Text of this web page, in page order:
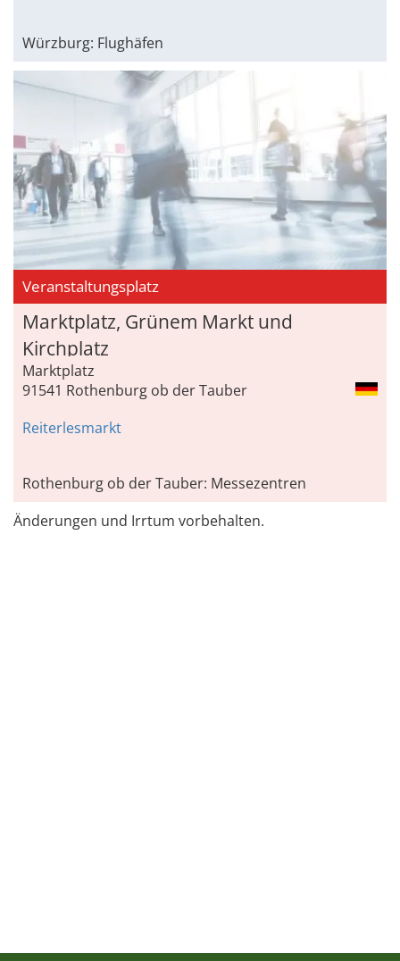
Würzburg: Flughäfen
Veranstaltungsplatz
Marktplatz, Grünem Markt und
Kirchplatz
Marktplatz
91541 Rothenburg ob der Tauber
Reiterlesmarkt
Rothenburg ob der Tauber: Messezentren
Änderungen und Irrtum vorbehalten.